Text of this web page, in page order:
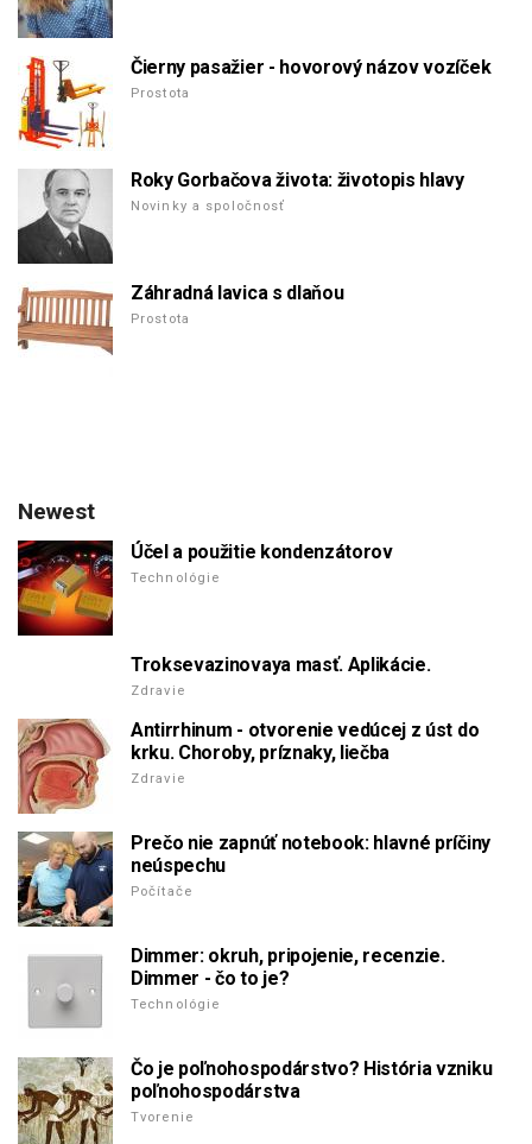
Čierny pasažier - hovorový názov vozíček
Prostota
Roky Gorbačova života: životopis hlavy
Novinky a spoločnosť
Záhradná lavica s dlaňou
Prostota
Newest
Účel a použitie kondenzátorov
Technológie
Troksevazinovaya masť. Aplikácie.
Zdravie
Antirrhinum - otvorenie vedúcej z úst do
krku. Choroby, príznaky, liečba
Zdravie
Prečo nie zapnúť notebook: hlavné príčiny
neúspechu
Počítače
Dimmer: okruh, pripojenie, recenzie.
Dimmer - čo to je?
Technológie
Čo je poľnohospodárstvo? História vzniku
poľnohospodárstva
Tvorenie